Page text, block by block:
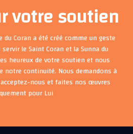
votre soutien
du Coran a été créé comme un geste
le Saint Coran et la Sunna du
heureux de votre soutien et nous
notre continuité. Nous demandons à
nous et faites nos œuvres
pour Lui.